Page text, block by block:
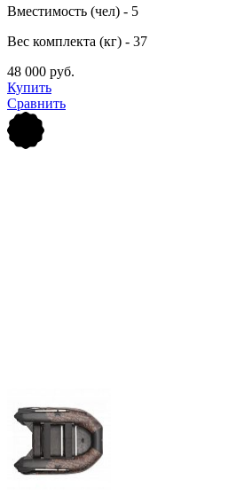
Вместимость (чел) - 5
Вес комплекта (кг) - 37
48 000 руб.
Купить
Сравнить